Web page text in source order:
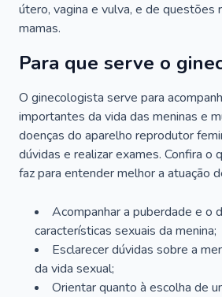
útero, vagina e vulva, e de questões
mamas.
Para que serve o
O ginecologista serve para
importantes da vida das meninas e
doenças do aparelho reprodutor
dúvidas e realizar exames. Confira o
faz para entender melhor a atuação
Acompanhar a puberdade e o
características sexuais da menina;
Esclarecer dúvidas sobre a
da vida sexual;
Orientar quanto à escolha de